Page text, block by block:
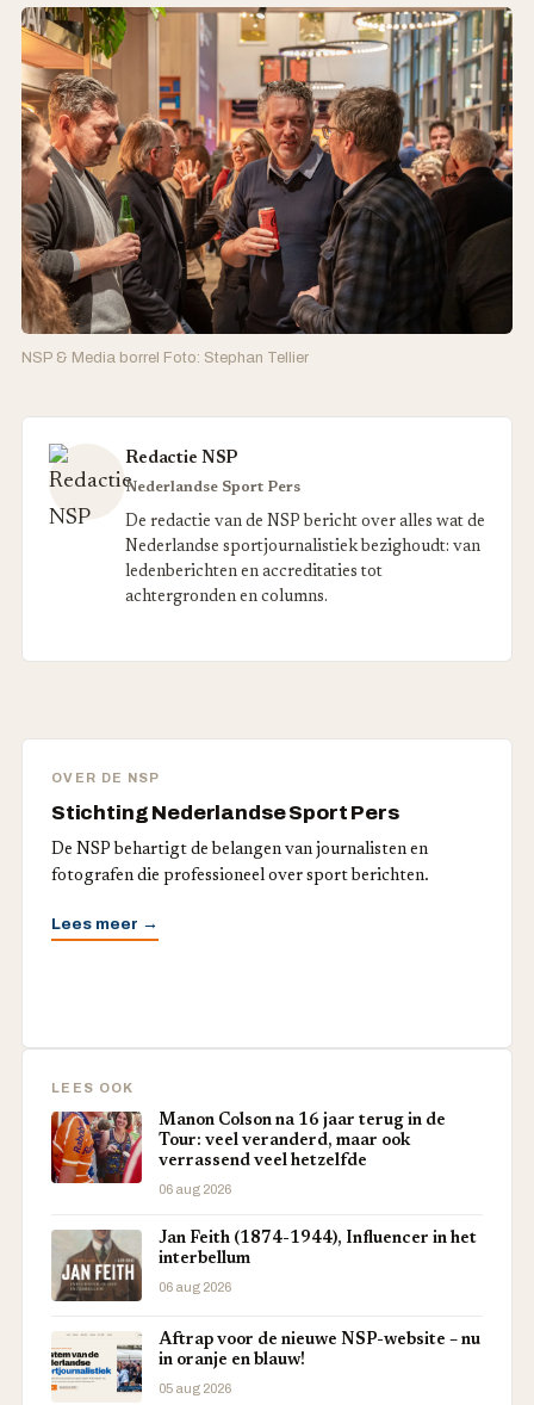
NSP & Media borrel Foto: Stephan Tellier
Redactie NSP
Nederlandse Sport Pers
De redactie van de NSP bericht over alles wat de
Nederlandse sportjournalistiek bezighoudt: van
ledenberichten en accreditaties tot
achtergronden en columns.
OVER DE NSP
Stichting Nederlandse Sport Pers
De NSP behartigt de belangen van journalisten en
fotografen die professioneel over sport berichten.
Lees meer →
LEES OOK
Manon Colson na 16 jaar terug in de
Tour: veel veranderd, maar ook
verrassend veel hetzelfde
06 aug 2026
Jan Feith (1874-1944), Influencer in het
interbellum
06 aug 2026
Aftrap voor de nieuwe NSP-website – nu
in oranje en blauw!
05 aug 2026